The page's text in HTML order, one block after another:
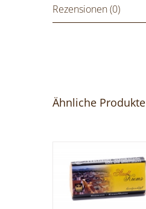
Rezensionen (0)
Ähnliche Produkte